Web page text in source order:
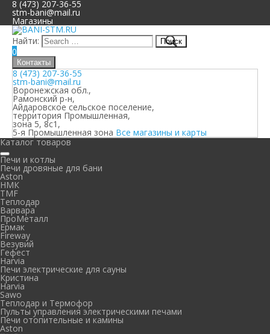
8 (473) 207-36-55
stm-bani@mail.ru
Магазины
Найти:
0
Контакты
8 (473) 207-36-55
stm-bani@mail.ru
Воронежская обл.,
Рамонский р-н,
Айдаровское сельское поселение,
территория Промышленная,
зона 5, 8с1,
5-я Промышленная зона Все магазины и карты
Каталог товаров
Печи и котлы
Печи дровяные для бани
Aston
НМК
TMF
Теплодар
Варвара
ПроМеталл
Ермак
Fireway
Везувий
Гефест
Harvia
Печи электрические для сауны
Кристина
Harvia
Sawo
Теплодар и Термофор
Пульты управления электрическими печами
Печи отопительные и камины
Aston